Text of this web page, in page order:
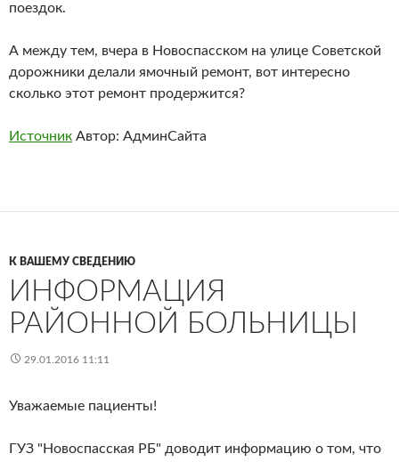
поездок.
А между тем, вчера в Новоспасском на улице Советской
дорожники делали ямочный ремонт, вот интересно
сколько этот ремонт продержится?
Источник Автор: АдминСайта
К ВАШЕМУ СВЕДЕНИЮ
ИНФОРМАЦИЯ
РАЙОННОЙ БОЛЬНИЦЫ
29.01.2016 11:11
Уважаемые пациенты!
ГУЗ "Новоспасская РБ" доводит информацию о том, что